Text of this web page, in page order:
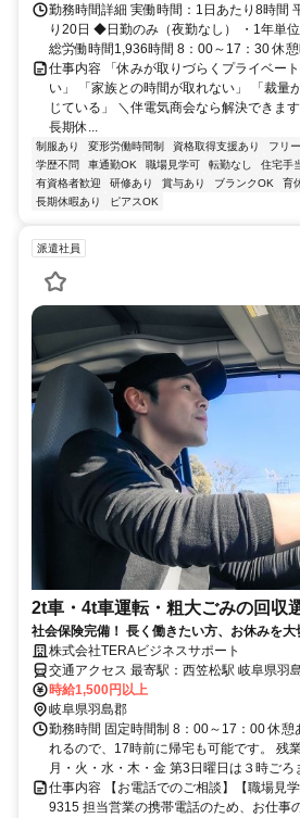
勤務時間詳細 実働時間：1日あたり8時間
り20日 ◆日勤のみ（夜勤なし） ・1年単
総労働時間1,936時間 8：00～17：30 休
仕事内容 「休みが取りづらくプライベー
い」 「家族との時間が取れない」 「裁量
じている」 ＼伴電気商会なら解決できま
長期休...
制服あり 変形労働時間制 資格取得支援あり フリ
学歴不問
車通勤OK 職場見学可 転勤なし 住宅手
有資格者歓迎
研修あり 賞与あり ブランクOK 育
長期休暇あり
ピアスOK
派遣社員
2t車・4t車運転・粗大ごみの回収
社会保険完備！ 長く働きたい方、お休みを大切にされたい方、そんな方
にぴったりの派遣会社です♪
株式会社TERAビジネスサポート
交通アクセス 最寄駅：西笠松駅 岐阜県羽島郡笠松町北及の事業所 自
動車通勤可能（無料駐車場有）
時給1,500円以上
岐阜県羽島郡
勤務時間 固定時間制 8：00～17：00 休憩
れるので、17時前に帰宅も可能です。 残
月・火・水・木・金 第3日曜日は３時ごろ
仕事内容 【お電話でのご相談】【職場見
9315 担当営業の携帯電話のため、お仕事